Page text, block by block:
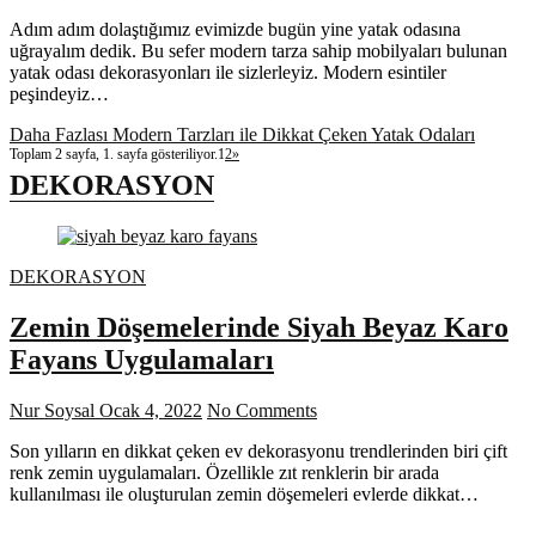
Adım adım dolaştığımız evimizde bugün yine yatak odasına
uğrayalım dedik. Bu sefer modern tarza sahip mobilyaları bulunan
yatak odası dekorasyonları ile sizlerleyiz. Modern esintiler
peşindeyiz…
Daha Fazlası Modern Tarzları ile Dikkat Çeken Yatak Odaları
Toplam 2 sayfa, 1. sayfa gösteriliyor.12»
DEKORASYON
DEKORASYON
Zemin Döşemelerinde Siyah Beyaz Karo
Fayans Uygulamaları
Nur Soysal Ocak 4, 2022 No Comments
Son yılların en dikkat çeken ev dekorasyonu trendlerinden biri çift
renk zemin uygulamaları. Özellikle zıt renklerin bir arada
kullanılması ile oluşturulan zemin döşemeleri evlerde dikkat…